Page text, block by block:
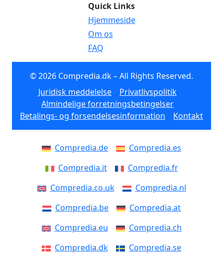
Quick Links
Hjemmeside
Om os
FAQ
© 2026 Compredia.dk – All Rights Reserved.
Juridisk meddelelse
Privatlivspolitik
Almindelige forretningsbetingelser
Betalings- og forsendelsesinformation
Kontakt
Compredia.de
Compredia.es
Compredia.it
Compredia.fr
Compredia.co.uk
Compredia.nl
Compredia.be
Compredia.at
Compredia.eu
Compredia.ch
Compredia.dk
Compredia.se